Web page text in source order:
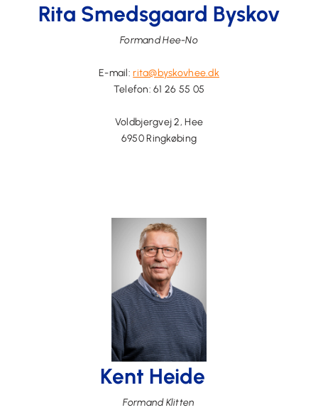
Rita Smedsgaard Byskov
Formand Hee-No
E-mail: rita@byskovhee.dk
Telefon:61 26 55 05
Voldbjergvej 2, Hee
6950 Ringkøbing
Kent Heide
Formand Klitten